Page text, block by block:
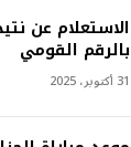
بالرقم القومي
31 أكتوبر، 2025